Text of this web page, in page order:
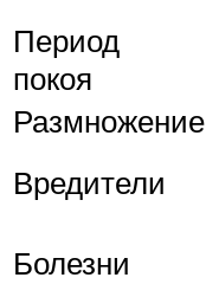
Период
покоя
Размножение
Вредители
Болезни